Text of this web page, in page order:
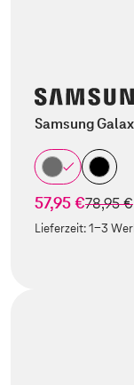
Samsung
57,95 €statt
78,95 €
Lieferzeit:1-3